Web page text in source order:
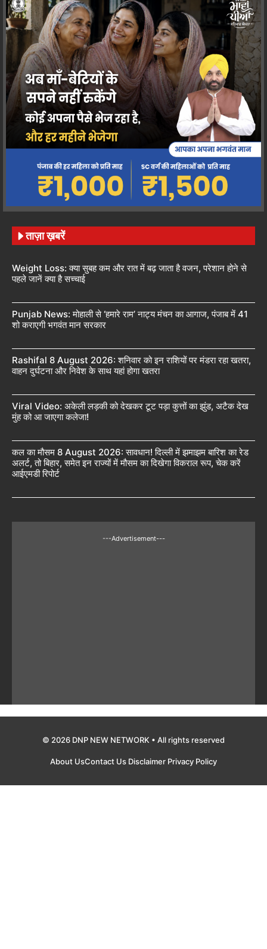
ताज़ा ख़बरें
Weight Loss: क्या सुबह कम और रात में बढ़ जाता है वजन, परेशान होने से
पहले जानें क्या है सच्चाई
Punjab News: मोहाली से ‘हमारे राम’ नाट्य मंचन का आगाज, पंजाब में 41
शो कराएगी भगवंत मान सरकार
Rashifal 8 August 2026: शनिवार को इन राशियों पर मंडरा रहा खतरा,
वाहन दुर्घटना और निवेश के साथ यहां होगा खतरा
Viral Video: अकेली लड़की को देखकर टूट पड़ा कुत्तों का झुंड, अटैक देख
मुंह को आ जाएगा कलेजा!
कल का मौसम 8 August 2026: सावधान! दिल्ली में झमाझम बारिश का रेड
अलर्ट, तो बिहार, समेत इन राज्यों में मौसम का दिखेगा विकराल रूप, चेक करें
आईएमडी रिपोर्ट
---Advertisement---
© 2026 DNP NEW NETWORK • All rights reserved
About UsContact Us Disclaimer Privacy Policy